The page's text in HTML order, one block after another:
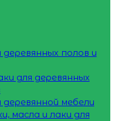
деревянных полов и
для деревянных
деревянной мебели
масла и лаки для